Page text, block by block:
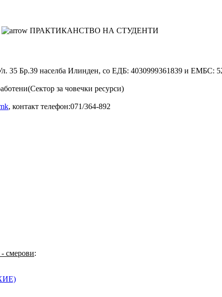
ПРАКТИКАНСТВО НА СТУДЕНТИ
35 Бр.39 населба Илинден, со ЕДБ: 4030999361839 и ЕМБС:
за човечки ресурси)
, контакт телефон:071/364-892
смерови: